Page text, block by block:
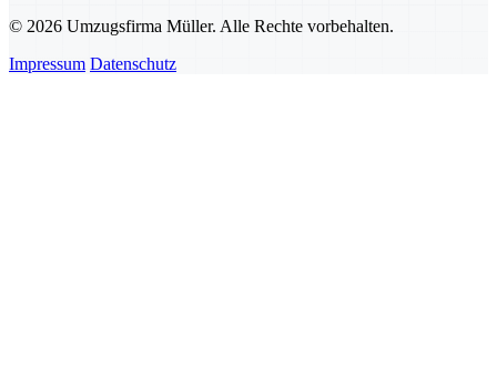
© 2026 Umzugsfirma Müller. Alle Rechte vorbehalten.
Impressum Datenschutz